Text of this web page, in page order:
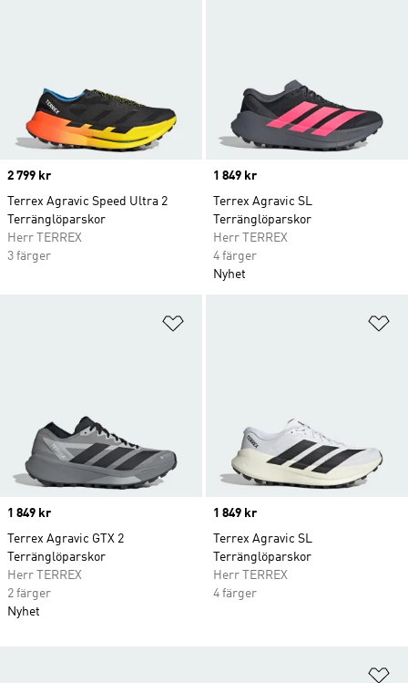
Price
2 799 kr
Terrex Agravic Speed Ultra 2
Terränglöparskor
Herr TERREX
3 färger
Price
1 849 kr
Terrex Agravic SL
Terränglöparskor
Herr TERREX
4 färger
Nyhet
Price
1 849 kr
Terrex Agravic GTX 2
Terränglöparskor
Herr TERREX
2 färger
Nyhet
Price
1 849 kr
Terrex Agravic SL
Terränglöparskor
Herr TERREX
4 färger